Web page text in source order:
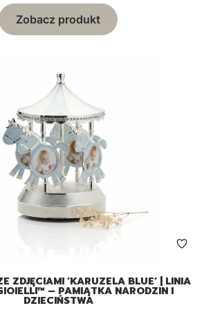
Zobacz produkt
ZDJĘCIAMI ‘KARUZELA BLUE’ | LINIA
– PAMIĄTKA NARODZIN I
DZIECIŃSTWA